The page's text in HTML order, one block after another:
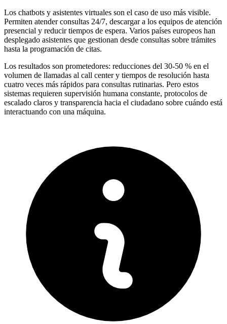
Los chatbots y asistentes virtuales son el caso de uso más visible.
Permiten atender consultas 24/7, descargar a los equipos de atención
presencial y reducir tiempos de espera. Varios países europeos han
desplegado asistentes que gestionan desde consultas sobre trámites
hasta la programación de citas.
Los resultados son prometedores: reducciones del 30-50 % en el
volumen de llamadas al call center y tiempos de resolución hasta
cuatro veces más rápidos para consultas rutinarias. Pero estos
sistemas requieren supervisión humana constante, protocolos de
escalado claros y transparencia hacia el ciudadano sobre cuándo está
interactuando con una máquina.